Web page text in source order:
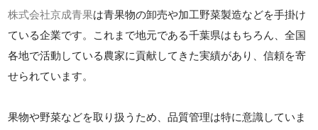
株式会社京成青果は青果物の卸売や加工野菜製造などを手掛け
ている企業です。これまで地元である千葉県はもちろん、全国
各地で活動している農家に貢献してきた実績があり、信頼を寄
せられています。
果物や野菜などを取り扱うため、品質管理は特に意識していま